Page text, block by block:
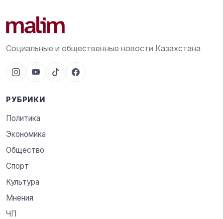
Социальные и общественные новости Казахстана
РУБРИКИ
Политика
Экономика
Общество
Спорт
Культура
Мнения
ЧП